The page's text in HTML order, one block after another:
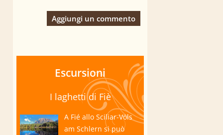
Aggiungi un commento
Escursioni
I laghetti di Fiè
A Fié allo Sciliar-Völs
am Schlern si può